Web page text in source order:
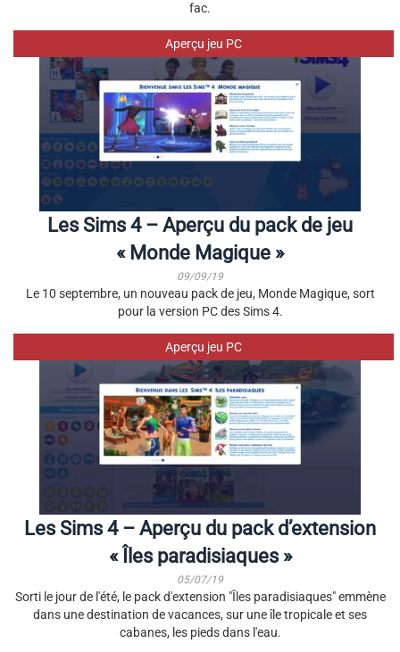
fac.
Aperçu jeu PC
Les Sims 4 – Aperçu du pack de jeu
« Monde Magique »
09/09/19
Le 10 septembre, un nouveau pack de jeu, Monde Magique, sort
pour la version PC des Sims 4.
Aperçu jeu PC
Les Sims 4 – Aperçu du pack d’extension
« Îles paradisiaques »
05/07/19
Sorti le jour de l'été, le pack d'extension "Îles paradisiaques" emmène
dans une destination de vacances, sur une île tropicale et ses
cabanes, les pieds dans l'eau.